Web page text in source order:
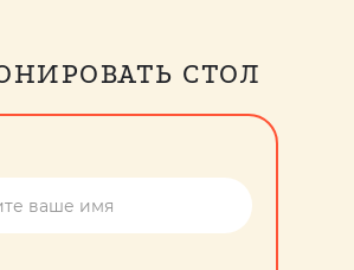
СТОЛ